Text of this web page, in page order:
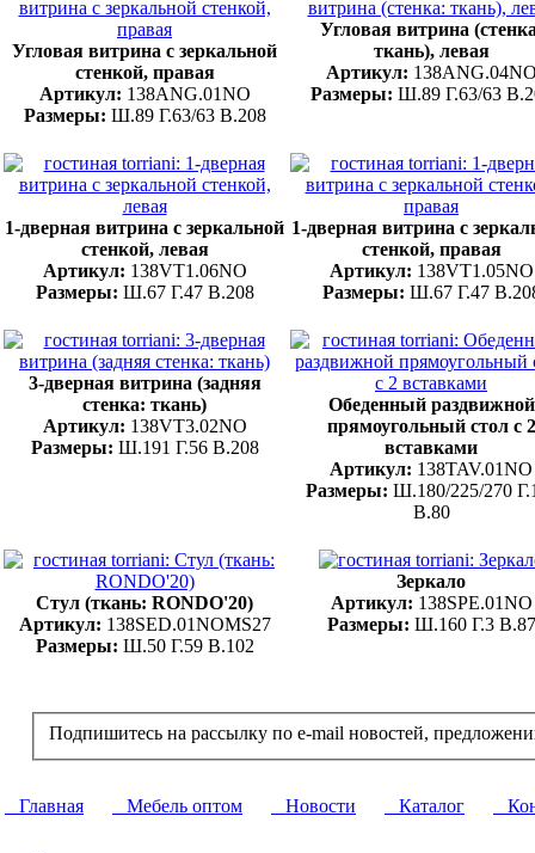
Угловая витрина с зеркальной
стенкой, правая
Артикул: 138ANG.01NO
Размеры: Ш.89 Г.63/63 В.208
Угловая витрина
ткань), левая
Артикул:
Размеры: Ш.89 Г.63/63
1-дверная витрина с зеркальной
стенкой, левая
Артикул: 138VT1.06NO
Размеры: Ш.67 Г.47 В.208
1-дверная витрина с
стенкой, правая
Артикул: 138VT1.05NO
Размеры: Ш.67 Г.47
3-дверная витрина (задняя
стенка: ткань)
Артикул: 138VT3.02NO
Размеры: Ш.191 Г.56 В.208
Обеденный раздвижной
прямоугольный стол с 2
вставками
Артикул: 138TAV.01NO
Размеры: Ш.180/225/270
В.80
Стул (ткань: RONDO'20)
Артикул: 138SED.01NOMS27
Размеры: Ш.50 Г.59 В.102
Зеркало
Артикул: 138SPE.01NO
Размеры: Ш.160 Г.3 В.87
Подпишитесь на рассылку по e-mail новостей,
Главная Мебель оптом Новости Каталог